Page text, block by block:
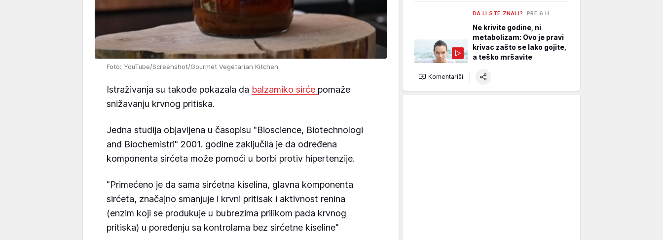
Foto: YouTube/Screenshot/Gourmet Vegetarian Kitchen
Istraživanja su takođe pokazala da balzamiko sirće pomaže
snižavanju krvnog pritiska.
Jedna studija objavljena u časopisu "Bioscience, Biotechnologi
and Biochemistri" 2001. godine zaključila je da određena
komponenta sirćeta može pomoći u borbi protiv hipertenzije.
"Primećeno je da sama sirćetna kiselina, glavna komponenta
sirćeta, značajno smanjuje i krvni pritisak i aktivnost renina
(enzim koji se produkuje u bubrezima prilikom pada krvnog
pritiska) u poređenju sa kontrolama bez sirćetne kiseline"
DA LI STE ZNALI? PRE 6 H
Ne krivite godine, ni
metabolizam: Ovo je pravi
krivac zašto se lako gojite,
a teško mršavite
Komentariši